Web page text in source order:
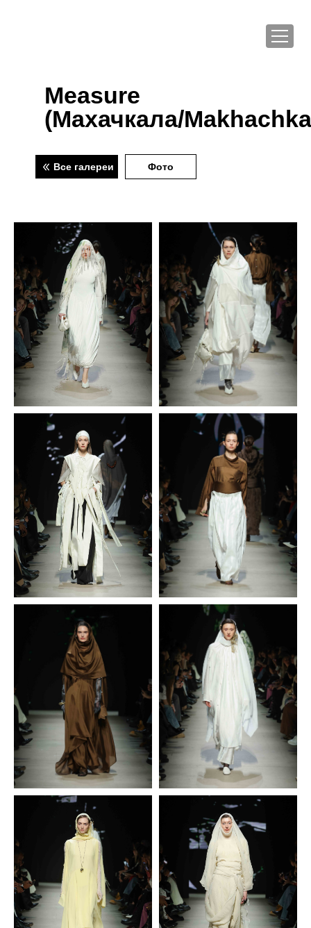
Measure
(Махачкала/
Все галереи Фото